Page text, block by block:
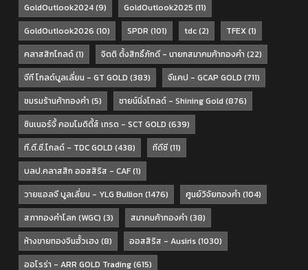
GoldOutlook2024(9) GoldOutlook2025 (11)
GoldOutlook2026 (10) SPDR (101) tdc(2) TFEX(1)
คลาสสิกโกลด์(1) จิตติ ตั้งสิทธิ์ภักดี - นายกสมาคมค้าทองคำ (22)
จีที โกลด์บูลเลี่ยน - GT GOLD (383) จีแคป - GCAP GOLD (711)
ชมรมร้านค้าทองคำ (5) ชายน์นิ่งโกลด์ - Shining Gold (876)
ซินเนอร์จี้ คอมโมดิตี้ส์ เทรด - SCT GOLD (639)
ที.ดี.ซี.โกลด์ - TDC GOLD (438) ทีดีซี(11)
บลป.คลาสสิก ออสสิริส - CAF(1)
วายแอลจี บูลเลี่ยน - YLG Bullion (1476) ศูนย์วิจัยทองคำ (104)
สภาทองคำโลก (WGC) (3) สมาคมค้าทองคำ (38)
ห้างขายทองจินฮั้วเฮง (8) ออสสิริส - Ausiris(1030)
ออโรร่า - ARR GOLD Trading(615)